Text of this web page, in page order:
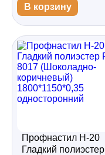
1800*1150*0,45
двухсторонний
В корзину
Профнастил Н-20
Гладкий полиэстер